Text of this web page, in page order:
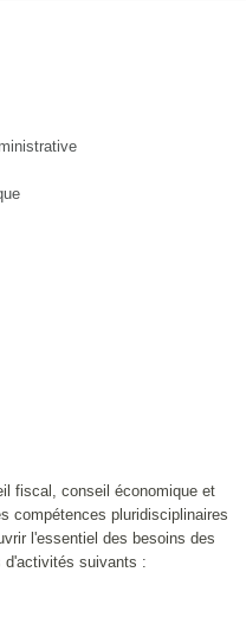
fiscal, conseil économique et
compétences pluridisciplinaires
l'essentiel des besoins des
d'activités suivants :